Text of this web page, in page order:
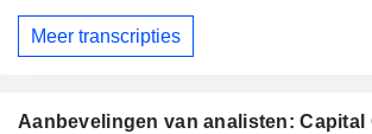
Meer transcripties
Aanbevelingen van analisten: Capital